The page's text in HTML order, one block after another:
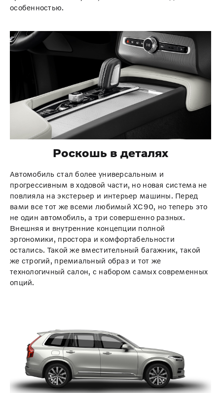
особенностью.
Роскошь в деталях
Автомобиль стал более универсальным и
прогрессивным в ходовой части, но новая система не
повлияла на экстерьер и интерьер машины. Перед
вами все тот же всеми любимый XC90, но теперь это
не один автомобиль, а три совершенно разных.
Внешняя и внутренние концепции полной
эргономики, простора и комфортабельности
остались. Такой же вместительный багажник, такой
же строгий, премиальный образ и тот же
технологичный салон, с набором самых современных
опций.